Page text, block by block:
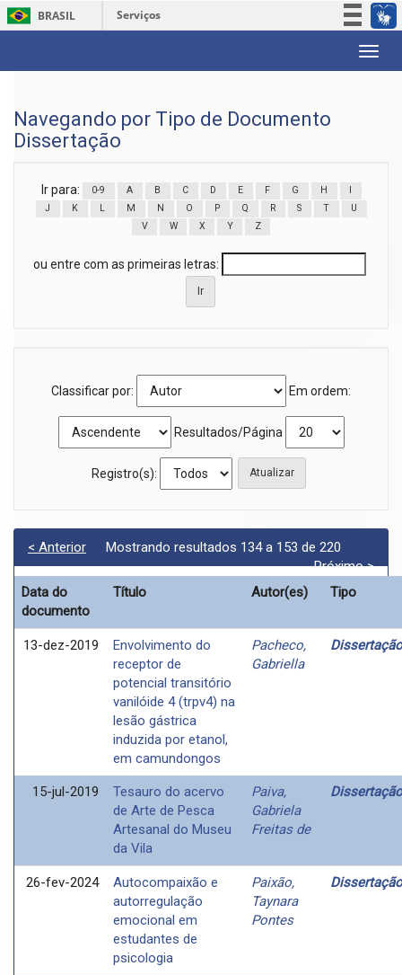
BRASIL
Serviços
Acesso à informação
Canais
Navegando por Tipo de Documento
Dissertação
Ir para: 0-9 A B C D E F G H
J
K L M N O P Q R S T
U
V
W X Y Z
ou entre com as primeiras letras:
Classificar por: Em ordem:
Resultados/Página
Registro(s):
Mostrando resultados 134 a 153 de 220
< Anterior
Próximo >
Data do
documento
Título Autor(es) Tipo
13-dez-2019
Envolvimento do
receptor de
potencial transitório
vanilóide 4 (trpv4) na
lesão gástrica
induzida por etanol,
em camundongos
Pacheco,
Gabriella
Dissertação
15-jul-2019
Tesauro do acervo
de Arte de Pesca
Artesanal do Museu
da Vila
Paiva,
Gabriela
Freitas de
Dissertação
26-fev-2024
Autocompaixão e
autorregulação
emocional em
estudantes de
psicologia
Paixão,
Taynara
Pontes
Dissertação